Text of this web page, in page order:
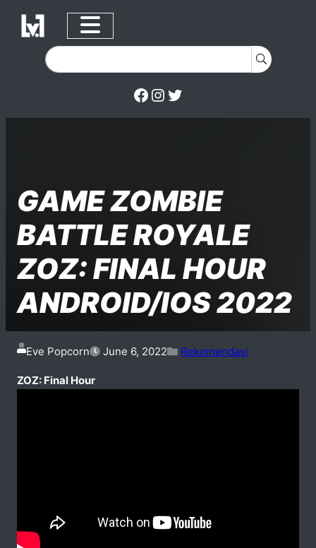
Skip to content
Facebook
Instagram
GAME ZOMBIE
BATTLE ROYALE
ZOZ: FINAL HOUR
ANDROID/IOS 2022
Eve Popcorn
Posted on
June 6, 2022
Posted in
Rekomendasi
ZOZ: Final Hour
Posted in